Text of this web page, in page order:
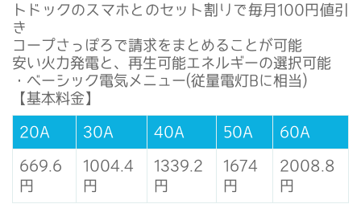
トドックのスマホとのセット割りで毎月100円値引
き
コープさっぽろで請求をまとめることが可能
安い火力発電と、再生可能エネルギーの選択可能
・ベーシック電気メニュー(従量電灯Bに相当)
【基本料金】
20A 30A 40A 50A 60A
669.6
円
1004.4
円
1339.2
円
1674
円
2008.8
円